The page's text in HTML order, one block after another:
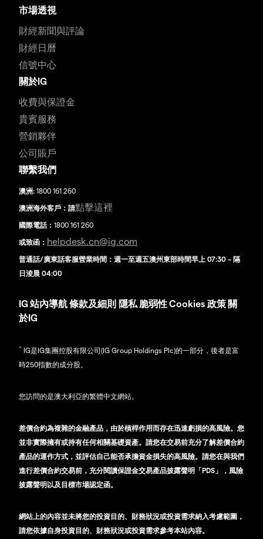
市場透視
財經新聞與評論
財經日曆
信號中心
關於IG
收費與保證金
貴賓服務
營銷夥伴
公司賬戶
聯繫我們
澳洲: 1800 161 260
澳洲海外客戶：請點擊這裡
國際電話： 1800 161 260
或致函： helpdesk.cn@ig.com
普通話/廣東話客服營業時間：週一至週五澳州東部時間早上 07:30 – 隔
日淩晨 04:00
IG 站內導航條款及細則 隱私 脆弱性Cookies 政策 關
於IG
^ IG是IG集團控股有限公司(IG Group Holdings Plc)的一部分，後者是富
時250指數的成分股。
您訪問的是澳大利亞的繁體中文網站。
差價合約為複雜的金融產品，由於槓桿作用而存在迅速虧損的高風險。您
並非實際擁有或持有任何相關基礎資產。請您在交易前充分了解差價合約
產品的運作方式，並評估自己能否承擔資金損失的高風險。請您在與我們
進行差價合約交易前，充分閱讀保證金交易產品披露聲明「PDS」，風險
披露聲明以及目標市場認定函。
網站上的內容並未將您的投資目的、財務狀況或投資需求納入考慮範圍，
請您依據自身投資目的、財務狀況或投資需求參考本站內容。